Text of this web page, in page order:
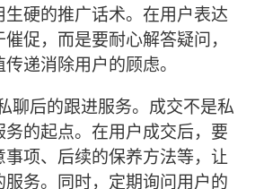
生硬的推广话术。在用户表达
促，而是要耐心解答疑问，
递消除用户的顾虑。
聊后的跟进服务。成交不是私
的起点。在用户成交后，要
事项、后续的保养方法等，让
服务。同时，定期询问用户的